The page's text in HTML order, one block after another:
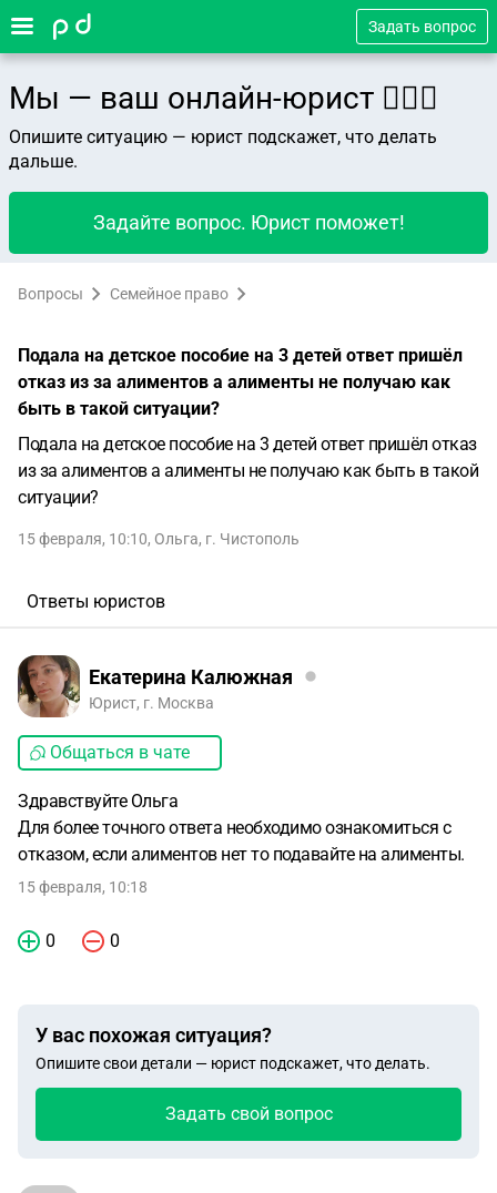
Задать вопрос
Мы — ваш онлайн-юрист 👨🏻‍⚖️
Опишите ситуацию — юрист подскажет, что делать
дальше.
Задайте вопрос. Юрист поможет!
Вопросы Семейное право
Подала на детское пособие на 3 детей ответ пришёл
отказ из за алиментов а алименты не получаю как
быть в такой ситуации?
Подала на детское пособие на 3 детей ответ пришёл отказ
из за алиментов а алименты не получаю как быть в такой
ситуации?
15 февраля, 10:10, Ольга, г. Чистополь
Ответы юристов
Екатерина Калюжная
Юрист, г. Москва
Общаться в чате
Здравствуйте Ольга
Для более точного ответа необходимо ознакомиться с
отказом, если алиментов нет то подавайте на алименты.
15 февраля, 10:18
0 0
У вас похожая ситуация?
Опишите свои детали — юрист подскажет, что делать.
Задать свой вопрос